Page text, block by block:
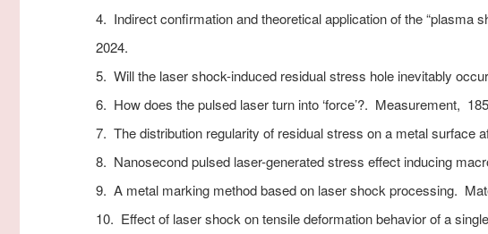
4. Indirect confirmation and theoretical application of the “plasma
2024.
5. Will the laser shock-induced residual stress hole inevitably
6. How does the pulsed laser turn into ‘force’?. Measurement,
7. The distribution regularity of residual stress on a metal surface
8. Nanosecond pulsed laser-generated stress effect inducing
9. A metal marking method based on laser shock processing.
10. Effect of laser shock on tensile deformation behavior of a